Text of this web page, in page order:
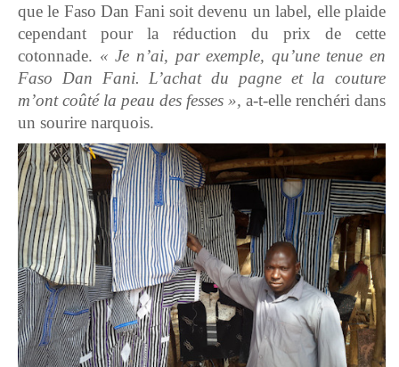
que le Faso Dan Fani soit devenu un label, elle plaide
cependant pour la réduction du prix de cette
cotonnade. « Je n’ai, par exemple, qu’une tenue en
Faso Dan Fani. L’achat du pagne et la couture
m’ont coûté la peau des fesses », a-t-elle renchéri dans
un sourire narquois.